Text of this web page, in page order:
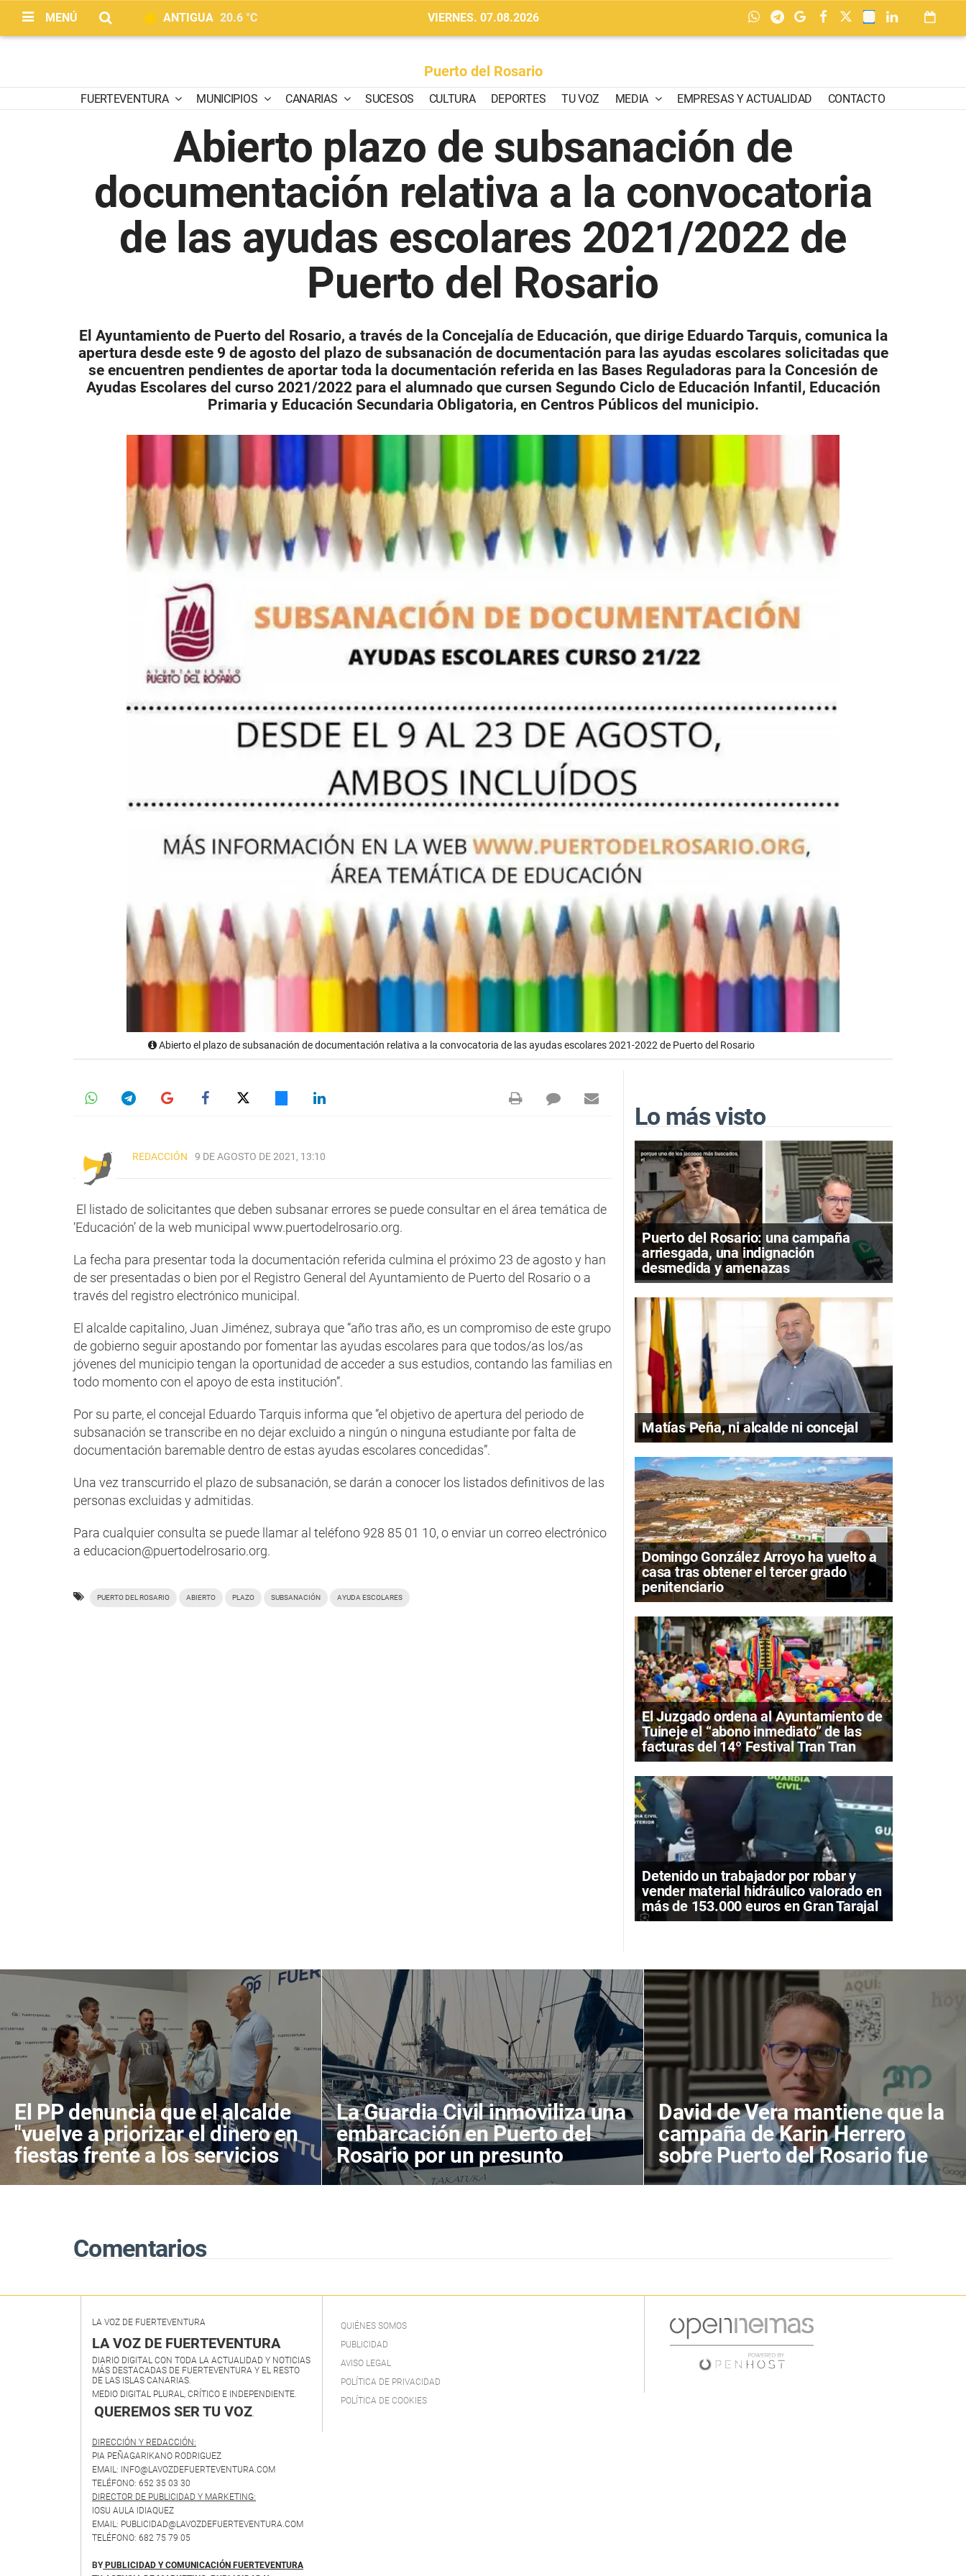
MENÚ ANTIGUA 20.6 °C VIERNES. 07.08.2026
Puerto del Rosario
FUERTEVENTURA MUNICIPIOS CANARIAS SUCESOS CULTURA DEPORTES TU VOZ MEDIA EMPRESAS Y ACTUALIDAD CONTACTO
Abierto plazo de subsanación de
documentación relativa a la convocatoria
de las ayudas escolares 2021/2022 de
Puerto del Rosario
El Ayuntamiento de Puerto del Rosario, a través de la Concejalía de Educación, que dirige Eduardo Tarquis, comunica la
apertura desde este 9 de agosto del plazo de subsanación de documentación para las ayudas escolares solicitadas que
se encuentren pendientes de aportar toda la documentación referida en las Bases Reguladoras para la Concesión de
Ayudas Escolares del curso 2021/2022 para el alumnado que cursen Segundo Ciclo de Educación Infantil, Educación
Primaria y Educación Secundaria Obligatoria, en Centros Públicos del municipio.
Abierto el plazo de subsanación de documentación relativa a la convocatoria de las ayudas escolares 2021-2022 de Puerto del Rosario
REDACCIÓN 9 DE AGOSTO DE 2021, 13:10
El listado de solicitantes que deben subsanar errores se puede consultar en el área temática de
‘Educación’ de la web municipal www.puertodelrosario.org.
La fecha para presentar toda la documentación referida culmina el próximo 23 de agosto y han
de ser presentadas o bien por el Registro General del Ayuntamiento de Puerto del Rosario o a
través del registro electrónico municipal.
El alcalde capitalino, Juan Jiménez, subraya que “año tras año, es un compromiso de este grupo
de gobierno seguir apostando por fomentar las ayudas escolares para que todos/as los/as
jóvenes del municipio tengan la oportunidad de acceder a sus estudios, contando las familias en
todo momento con el apoyo de esta institución”.
Por su parte, el concejal Eduardo Tarquis informa que “el objetivo de apertura del periodo de
subsanación se transcribe en no dejar excluido a ningún o ninguna estudiante por falta de
documentación baremable dentro de estas ayudas escolares concedidas”.
Una vez transcurrido el plazo de subsanación, se darán a conocer los listados definitivos de las
personas excluidas y admitidas.
Para cualquier consulta se puede llamar al teléfono 928 85 01 10, o enviar un correo electrónico
a educacion@puertodelrosario.org.
PUERTO DEL ROSARIO ABIERTO PLAZO SUBSANACIÓN AYUDA ESCOLARES
Lo más visto
Puerto del Rosario: una campaña
arriesgada, una indignación
desmedida y amenazas
Matías Peña, ni alcalde ni concejal
Domingo González Arroyo ha vuelto a
casa tras obtener el tercer grado
penitenciario
El Juzgado ordena al Ayuntamiento de
Tuineje el “abono inmediato” de las
facturas del 14º Festival Tran Tran
Detenido un trabajador por robar y
vender material hidráulico valorado en
más de 153.000 euros en Gran Tarajal
El PP denuncia que el alcalde
"vuelve a priorizar el dinero en
fiestas frente a los servicios
públicos"
La Guardia Civil inmoviliza una
embarcación en Puerto del
Rosario por un presunto
vertido en el muelle
David de Vera mantiene que la
campaña de Karin Herrero
sobre Puerto del Rosario fue
"desafortunada"
Comentarios
LA VOZ DE FUERTEVENTURA
LA VOZ DE FUERTEVENTURA
DIARIO DIGITAL CON TODA LA ACTUALIDAD Y NOTICIAS
MÁS DESTACADAS DE FUERTEVENTURA Y EL RESTO
DE LAS ISLAS CANARIAS.
MEDIO DIGITAL PLURAL, CRÍTICO E INDEPENDIENTE.
QUEREMOS SER TU VOZ.
DIRECCIÓN Y REDACCIÓN:
PIA PEÑAGARIKANO RODRIGUEZ
EMAIL: INFO@LAVOZDEFUERTEVENTURA.COM
TELÉFONO: 652 35 03 30
DIRECTOR DE PUBLICIDAD Y MARKETING:
IOSU AULA IDIAQUEZ
EMAIL: PUBLICIDAD@LAVOZDEFUERTEVENTURA.COM
TELÉFONO: 682 75 79 05
BY PUBLICIDAD Y COMUNICACIÓN FUERTEVENTURA
QUIÉNES SOMOS
PUBLICIDAD
AVISO LEGAL
POLÍTICA DE PRIVACIDAD
POLÍTICA DE COOKIES